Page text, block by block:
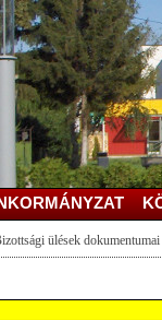
ülések dokumentumai